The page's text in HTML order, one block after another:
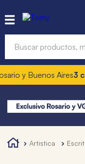
y Buenos Aires3
artistica
Términos más
1.
hot wheels
3